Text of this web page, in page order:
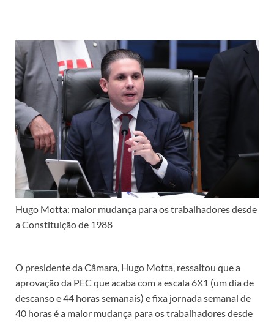
Hugo Motta: maior mudança para os trabalhadores desde
a Constituição de 1988
O presidente da Câmara, Hugo Motta, ressaltou que a
aprovação da PEC que acaba com a escala 6X1 (um dia de
descanso e 44 horas semanais) e fixa jornada semanal de
40 horas é a maior mudança para os trabalhadores desde